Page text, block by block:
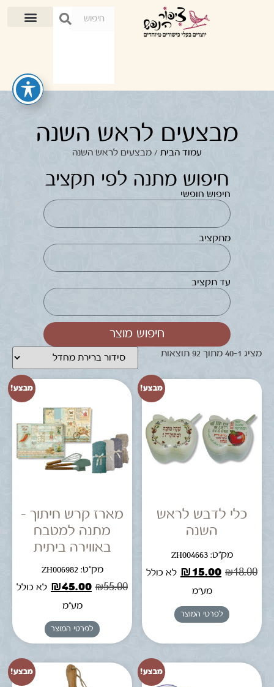
מבצעים לראש השנה
עמוד הבית / מבצעים לראש השנה
חיפוש מתנה לפי תקציב
חיפוש חופשי
מתקציב
עד תקציב
חיפוש מוצר
מציג 1–40 מתוך 92 תוצאות
מבצע!
כלי לדבש לראש
השנה
מק"ט: ZH004663
₪18.00
₪15.00
לא כולל
מע"מ
לפרטי המוצר
מבצע!
מארז קרש חיתוך –
מתנה למטבח
באווירה ביתית
מק"ט: ZH006982
₪55.00
₪45.00
לא כולל
מע"מ
לפרטי המוצר
מבצע! מבצע!